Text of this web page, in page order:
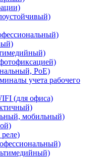
PoE)
учета рабочего
(для офиса)
мобильный)